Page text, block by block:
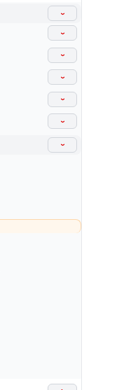
›
›
›
›
›
›
›